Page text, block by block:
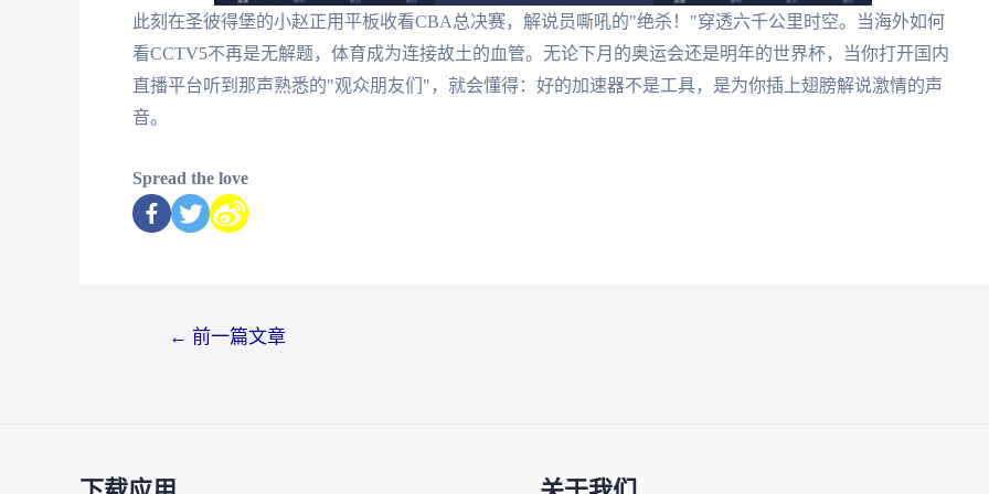
此刻在圣彼得堡的小赵正用平板收看CBA总决赛，解说员嘶吼的"绝杀！"穿透六千公里时空。当海外如何
看CCTV5不再是无解题，体育成为连接故土的血管。无论下月的奥运会还是明年的世界杯，当你打开国内
直播平台听到那声熟悉的"观众朋友们"，就会懂得：好的加速器不是工具，是为你插上翅膀解说激情的声
音。
Spread the love
← 前一篇文章